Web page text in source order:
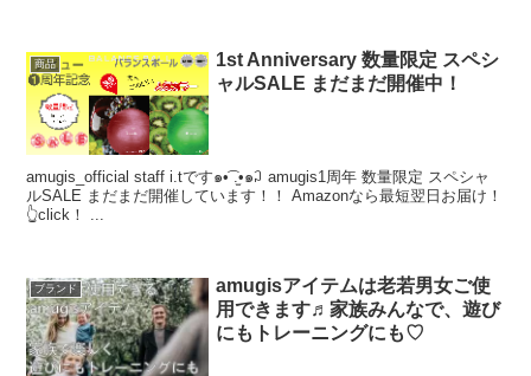
商品
1st Anniversary 数量限定 スペシ
ャルSALE まだまだ開催中！
amugis_official staff i.tです๑•͡ .̫•๑꒜ amugis1周年 数量限定 スペシャ
ルSALE まだまだ開催しています！！ Amazonなら最短翌日お届け！
ブランド
amugisアイテムは老若男女ご使
用できます♬家族みんなで、遊び
にもトレーニングにも♡